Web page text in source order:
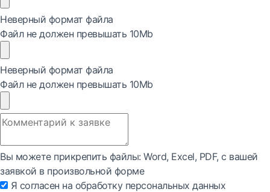
Неверный формат файла
Файл не должен превышать 10Mb
Неверный формат файла
Файл не должен превышать 10Mb
Вы можете прикрепить файлы: Word, Exсel, PDF, с вашей
заявкой в произвольной форме
Я согласен на обработку персональных данных